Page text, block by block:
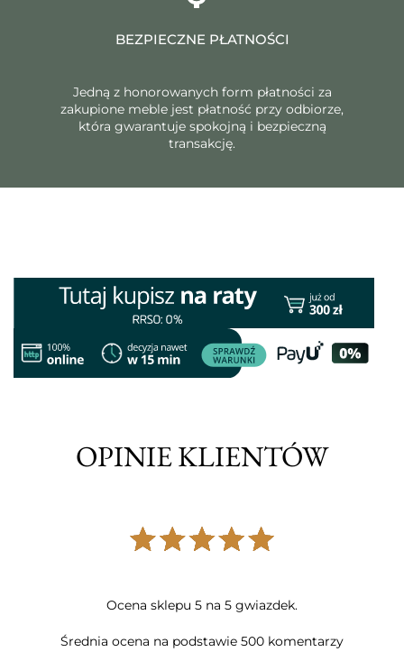
BEZPIECZNE PŁATNOŚCI
Jedną z honorowanych form płatności za
zakupione meble jest płatność przy odbiorze,
która gwarantuje spokojną i bezpieczną
transakcję.
OPINIE KLIENTÓW
Ocena sklepu 5 na 5 gwiazdek.
Średnia ocena na podstawie 500 komentarzy